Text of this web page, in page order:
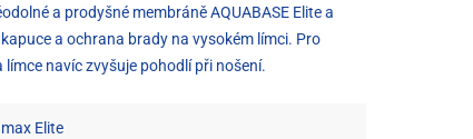
a prodyšné membráně AQUABASE Elite a
a ochrana brady na vysokém límci. Pro
navíc zvyšuje pohodlí při nošení.
Elite